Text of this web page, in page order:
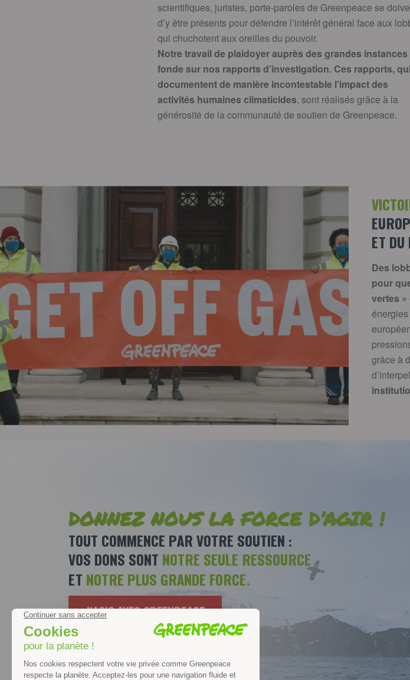
scientifiques, juristes, porte-paroles de Greenpeace se
d’y être présents pour défendre l’intérêt général face aux
qui chuchotent aux oreilles du pouvoir.
Notre travail de plaidoyer auprès des grandes instances
fonde sur nos rapports d’investigation. Ces rapports,
documentent de manière incontestable l’impact des
activités humaines climaticides, sont réalisés grâce à la
générosité de la communauté de soutien de Greenpeace.
ET DU
Des
pour
vertes
grâce à
DONNEZ NOUS LA FORCE D’AGIR !
TOUT COMMENCE PAR VOTRE SOUTIEN :
VOS DONS SONT NOTRE SEULE RESSOURCE
ET NOTRE PLUS GRANDE FORCE.
J’AGIS AVEC GREENPEACE